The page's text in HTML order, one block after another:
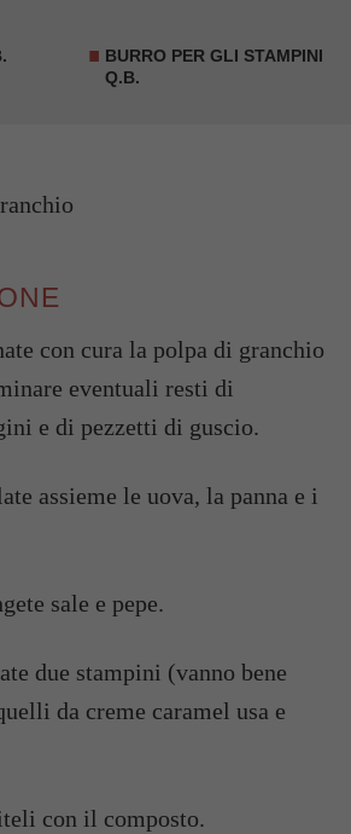
BURRO PER GLI STAMPINI
Q.B.
con cura la polpa di granchio
eventuali resti di
e di pezzetti di guscio.
assieme le uova, la panna e i
sale e pepe.
due stampini (vanno bene
da creme caramel usa e
con il composto.